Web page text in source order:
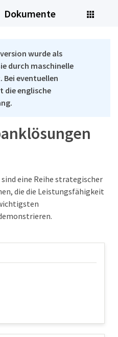
Dokumente
wurde als
durch maschinelle
Bei eventuellen
die englische
eine Reihe strategischer
die die Leistungsfähigkeit